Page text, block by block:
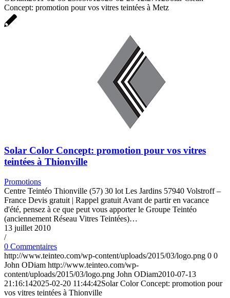
Concept: promotion pour vos vitres teintées à Metz
Solar Color Concept: promotion pour vos vitres
teintées à Thionville
Promotions
Centre Teintéo Thionville (57) 30 lot Les Jardins 57940 Volstroff –
France Devis gratuit | Rappel gratuit Avant de partir en vacance
d'été, pensez à ce que peut vous apporter le Groupe Teintéo
(anciennement Réseau Vitres Teintées)…
13 juillet 2010
/
0 Commentaires
http://www.teinteo.com/wp-content/uploads/2015/03/logo.png 0 0
John ODiam http://www.teinteo.com/wp-
content/uploads/2015/03/logo.png John ODiam2010-07-13
21:16:142025-02-20 11:44:42Solar Color Concept: promotion pour
vos vitres teintées à Thionville